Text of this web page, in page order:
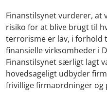
Finanstilsynet vurderer, at
risiko for at blive brugt til
terrorisme er lav, i forhold
finansielle virksomheder i
Finanstilsynet særligt lagt
hovedsageligt udbyder
frivillige firmaordninger og